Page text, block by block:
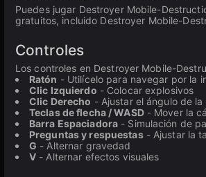
Puedes jugar Destroyer Mobile-
gratuitos, incluido Destroyer Mobile-
Controles
Los controles en Destroyer Mobile-
Ratón - Utilícelo para navegar por la
Clic Izquierdo - Colocar explosivos
Clic Derecho - Ajustar el ángulo de la
Teclas de flecha / WASD- Mover la
Barra Espaciadora - Simulación de
Preguntas y respuestas- Ajustar la
G - Alternar gravedad
V - Alternar efectos visuales